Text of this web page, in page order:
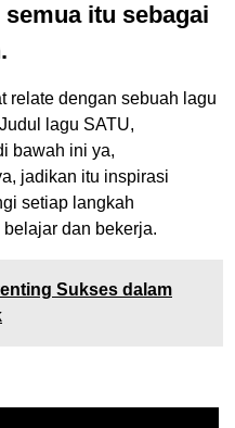
itu sebagai
relate dengan sebuah lagu
lagu SATU,
bawah ini ya,
jadikan itu inspirasi
setiap langkah
dan bekerja.
Sukses dalam